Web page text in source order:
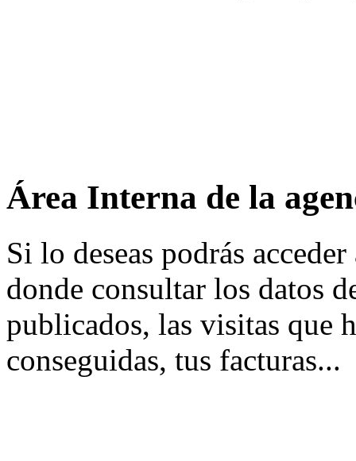
Área Interna de la
Si lo deseas podrás
donde consultar los datos
publicados, las visitas que
conseguidas, tus facturas...